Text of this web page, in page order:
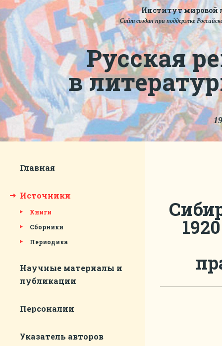
Институт мировой
Сайт создан при поддержке
Русская
в
Главная
Источники
Книги
Сборники
Периодика
Научные материалы и
публикации
Персоналии
Указатель авторов